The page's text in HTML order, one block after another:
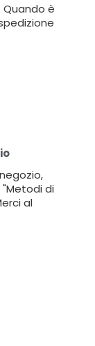
è
di
al